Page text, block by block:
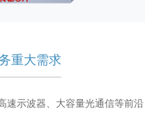
重大需求
速示波器、大容量光通信等前沿